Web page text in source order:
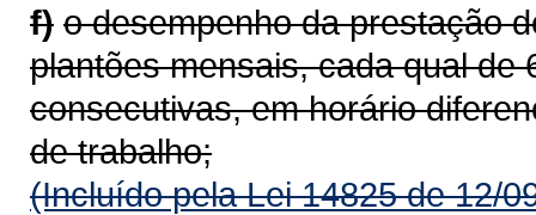
f) o desempenho da prestação
plantões mensais, cada qual de
consecutivas, em horário
de trabalho;
(Incluído pela Lei 14825 de 12/